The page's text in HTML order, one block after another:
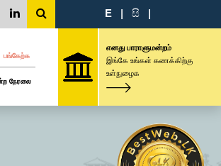
E | සි |
பங்கேற்க
நேரலை
எனது பாராளுமன்றம்
இங்கே உங்கள் கணக்கிற்கு
உள்நுழைக